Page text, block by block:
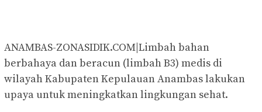
ANAMBAS-ZONASIDIK.COM|Limbah bahan
berbahaya dan beracun (limbah B3) medis di
wilayah Kabupaten Kepulauan Anambas lakukan
upaya untuk meningkatkan lingkungan sehat.